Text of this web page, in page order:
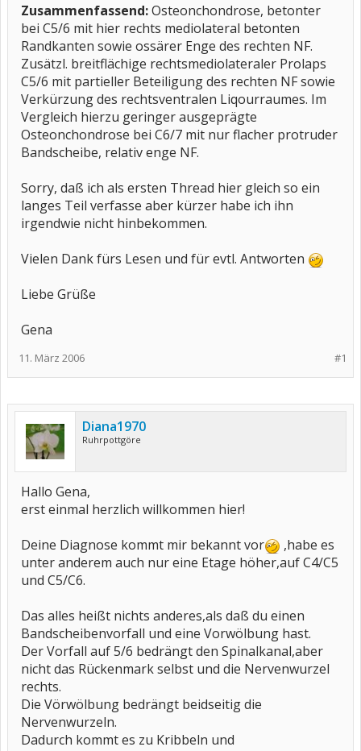
Zusammenfassend:Osteonchondrose, betonter
bei C5/6 mit hier rechts mediolateral betonten
Randkanten sowie ossärer Enge des rechten NF.
Zusätzl. breitflächige rechtsmediolateraler Prolaps
C5/6 mit partieller Beteiligung des rechten NF sowie
Verkürzung des rechtsventralen Liqourraumes. Im
Vergleich hierzu geringer ausgeprägte
Osteonchondrose bei C6/7 mit nur flacher protruder
Bandscheibe, relativ enge NF.
Sorry, daß ich als ersten Thread hier gleich so ein
langes Teil verfasse aber kürzer habe ich ihn
irgendwie nicht hinbekommen.
Vielen Dank fürs Lesen und für evtl. Antworten
Liebe Grüße
Gena
#1
11. März 2006
Diana1970
Ruhrpottgöre
Hallo Gena,
erst einmal herzlich willkommen hier!
Deine Diagnose kommt mir bekannt vor
,habe es
unter anderem auch nur eine Etage höher,auf C4/C5
und C5/C6.
Das alles heißt nichts anderes,als daß du einen
Bandscheibenvorfall und eine Vorwölbung hast.
Der Vorfall auf 5/6 bedrängt den Spinalkanal,aber
nicht das Rückenmark selbst und die Nervenwurzel
rechts.
Die Vörwölbung bedrängt beidseitig die
Nervenwurzeln.
Dadurch kommt es zu Kribbeln und